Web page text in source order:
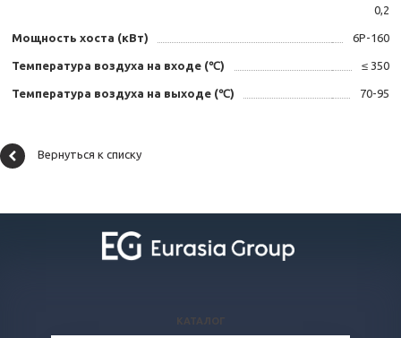
0,2
Мощность хоста (кВт) 6P-160
Температура воздуха на входе (℃) ≤ 350
Температура воздуха на выходе (℃) 70-95
Вернуться к списку
КАТАЛОГ